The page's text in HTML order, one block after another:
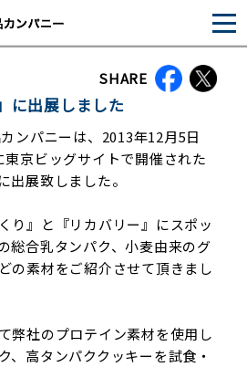
SHARE
に出展しました
ンパニーは、2013年12月5日
東京ビッグサイトで開催された
出展致しました。
り』と『リカバリー』にスポッ
総合乳タンパク、小麦由来のグ
の素材をご紹介させて頂きまし
弊社のプロテイン素材を使用し
、高タンパククッキーを試食・